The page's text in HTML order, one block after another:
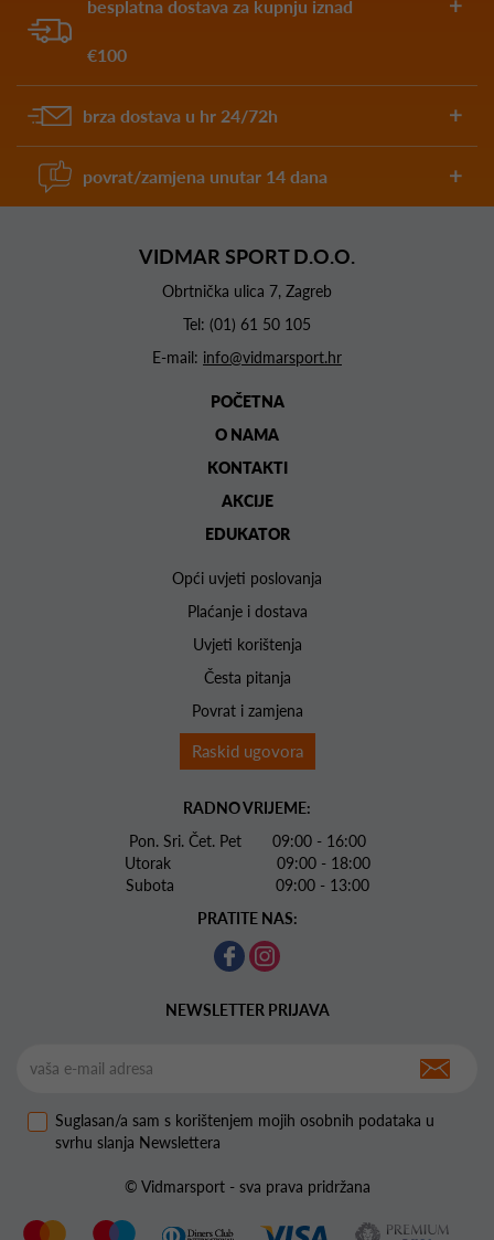
besplatna dostava za kupnju iznad
€100
brza dostava u hr 24/72h
povrat/zamjena unutar 14 dana
VIDMAR SPORT D.O.O.
Obrtnička ulica 7, Zagreb
Tel: (01) 61 50 105
E-mail: info@vidmarsport.hr
POČETNA
O NAMA
KONTAKTI
AKCIJE
EDUKATOR
Opći uvjeti poslovanja
Plaćanje i dostava
Uvjeti korištenja
Česta pitanja
Povrat i zamjena
Raskid ugovora
RADNO VRIJEME:
Pon. Sri. Čet. Pet 09:00 - 16:00
Utorak 09:00 - 18:00
Subota 09:00 - 13:00
PRATITE NAS:
NEWSLETTER PRIJAVA
Suglasan/a sam s korištenjem mojih osobnih podataka u
svrhu slanja Newslettera
© Vidmarsport - sva prava pridržana